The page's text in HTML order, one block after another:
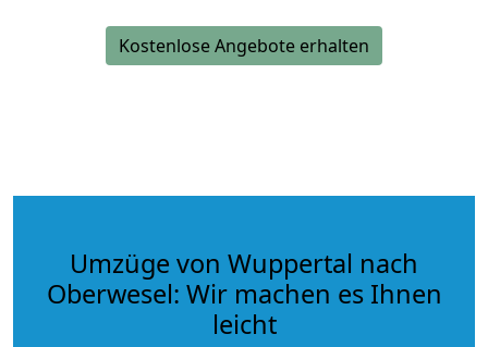
Kostenlose Angebote erhalten
Umzüge von Wuppertal nach
Oberwesel: Wir machen es Ihnen
leicht